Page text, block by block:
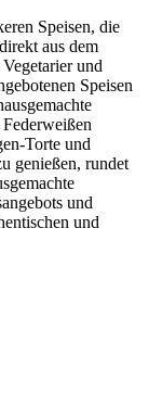
Speisen, die
aus dem
und
Speisen
Torte und
genießen, rundet
und
und